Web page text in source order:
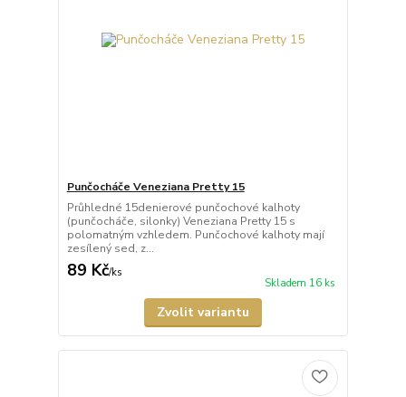
Punčocháče Veneziana Pretty 15
Průhledné 15denierové punčochové kalhoty
(punčocháče, silonky) Veneziana Pretty 15 s
polomatným vzhledem. Punčochové kalhoty mají
zesílený sed, z...
89 Kč/ks
Skladem 16 ks
Zvolit variantu